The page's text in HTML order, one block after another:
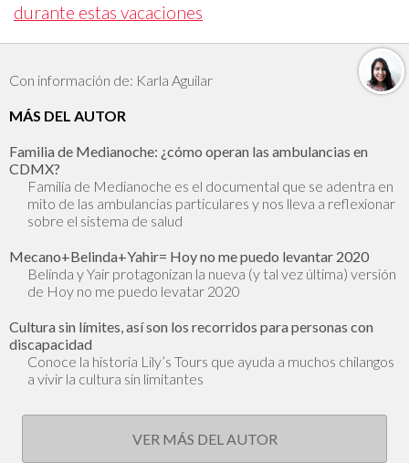
durante estas vacaciones
Con información de: Karla Aguilar
MÁS DEL AUTOR
Familia de Medianoche: ¿cómo operan las ambulancias en
CDMX?
Familia de Medianoche es el documental que se adentra en
mito de las ambulancias particulares y nos lleva a reflexionar
sobre el sistema de salud
Mecano+Belinda+Yahir= Hoy no me puedo levantar 2020
Belinda y Yair protagonizan la nueva (y tal vez última) versión
de Hoy no me puedo levatar 2020
Cultura sin límites, así son los recorridos para personas con
discapacidad
Conoce la historia Lily’s Tours que ayuda a muchos chilangos
a vivir la cultura sin limitantes
VER MÁS DEL AUTOR